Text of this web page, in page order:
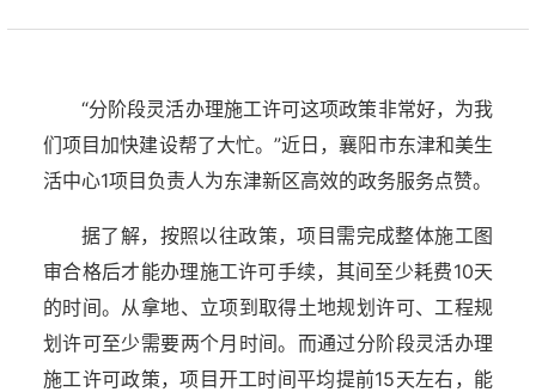
“分阶段灵活办理施工许可这项政策非常好，为我
们项目加快建设帮了大忙。”近日，襄阳市东津和美生
活中心1项目负责人为东津新区高效的政务服务点赞。
据了解，按照以往政策，项目需完成整体施工图
审合格后才能办理施工许可手续，其间至少耗费10天
的时间。从拿地、立项到取得土地规划许可、工程规
划许可至少需要两个月时间。而通过分阶段灵活办理
施工许可政策，项目开工时间平均提前15天左右，能